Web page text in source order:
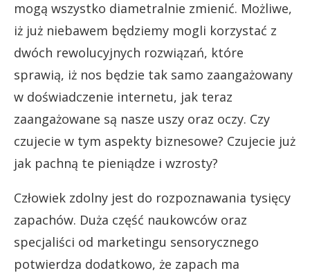
mogą wszystko diametralnie zmienić. Możliwe,
iż już niebawem będziemy mogli korzystać z
dwóch rewolucyjnych rozwiązań, które
sprawią, iż nos będzie tak samo zaangażowany
w doświadczenie internetu, jak teraz
zaangażowane są nasze uszy oraz oczy. Czy
czujecie w tym aspekty biznesowe? Czujecie już
jak pachną te pieniądze i wzrosty?
Człowiek zdolny jest do rozpoznawania tysięcy
zapachów. Duża część naukowców oraz
specjaliści od marketingu sensorycznego
potwierdza dodatkowo, że zapach ma